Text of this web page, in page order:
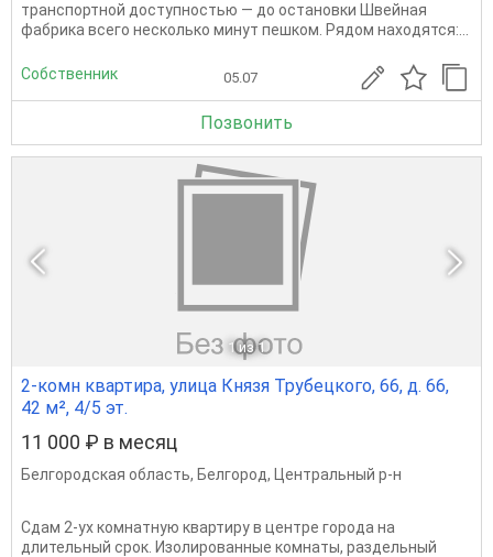
транспортной доступностью — до остановки Швейная
фабрика всего несколько минут пешком. Рядом находятся:...
Собственник 05.07
Позвонить
1 из 1
2-комн квартира, улица Князя Трубецкого, 66, д. 66,
42 м², 4/5 эт.
11 000 ₽ в месяц
Белгородская область, Белгород, Центральный р-н
Сдам 2-ух комнатную квартиру в центре города на
длительный срок. Изолированные комнаты, раздельный